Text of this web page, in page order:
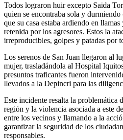
Todos lograron huir excepto Saida
quien se encontraba sola y
que su casa estaba ardiendo en
retenida por los agresores. Estos la
irreproducibles, golpes y patadas por
Los serenos de San Juan llegaron al
mujer, trasladándola al Hospital
presuntos traficantes fueron
llevados a la Depincri para las
Este incidente resalta la problemática
región y la violencia asociada a este
entre los vecinos y llamando a la
garantizar la seguridad de los
responsables.